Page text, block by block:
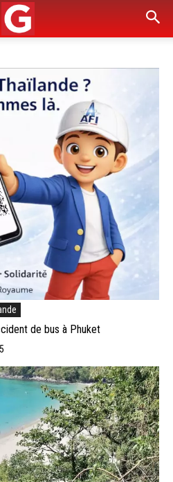
de bus à Phuket